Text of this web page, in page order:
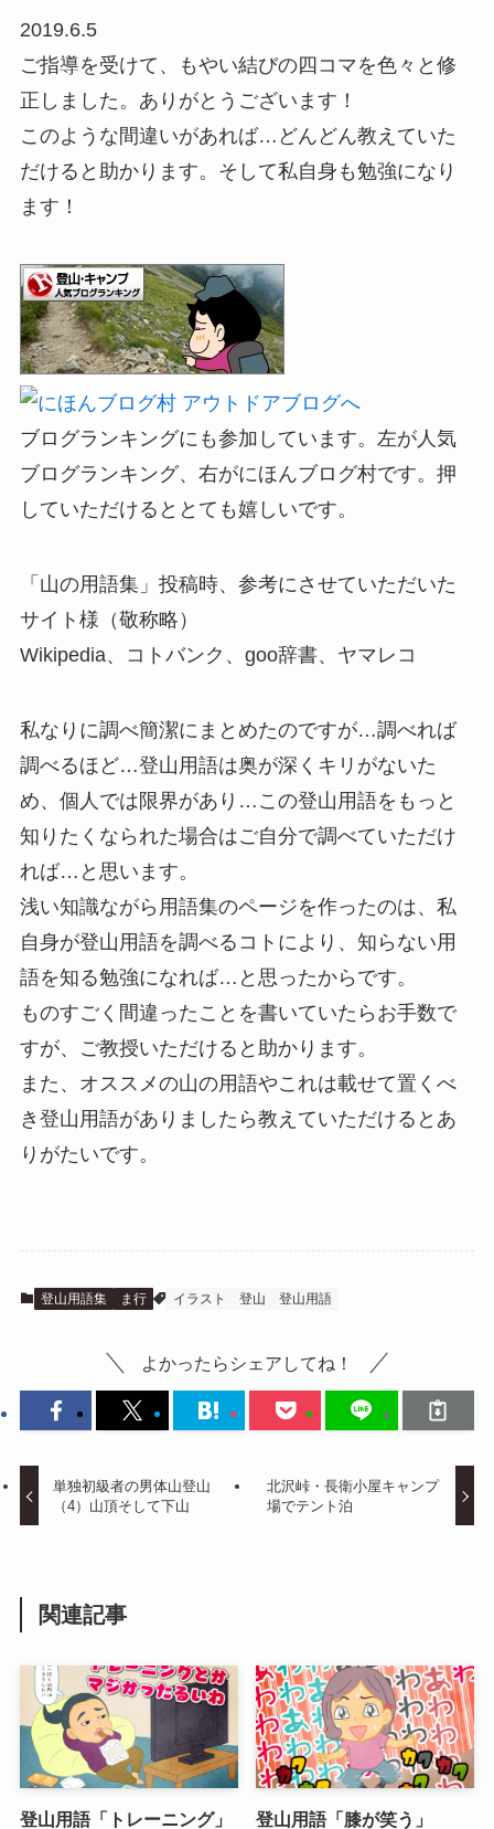
2019.6.5
ご指導を受けて、もやい結びの四コマを色々と修
正しました。ありがとうございます！
このような間違いがあれば…どんどん教えていた
だけると助かります。そして私自身も勉強になり
ます！
ブログランキングにも参加しています。左が人気
ブログランキング、右がにほんブログ村です。押
していただけるととても嬉しいです。
「山の用語集」投稿時、参考にさせていただいた
サイト様（敬称略）
Wikipedia、コトバンク、goo辞書、ヤマレコ
私なりに調べ簡潔にまとめたのですが…調べれば
調べるほど…登山用語は奥が深くキリがないた
め、個人では限界があり…この登山用語をもっと
知りたくなられた場合はご自分で調べていただけ
れば…と思います。
浅い知識ながら用語集のページを作ったのは、私
自身が登山用語を調べるコトにより、知らない用
語を知る勉強になれば…と思ったからです。
ものすごく間違ったことを書いていたらお手数で
すが、ご教授いただけると助かります。
また、オススメの山の用語やこれは載せて置くべ
き登山用語がありましたら教えていただけるとあ
りがたいです。
登山用語集 ま行 イラスト 登山 登山用語
よかったらシェアしてね！
単独初級者の男体山登山
（4）山頂そして下山
北沢峠・長衛小屋キャンプ
場でテント泊
関連記事
登山用語「トレーニング」 登山用語「膝が笑う」